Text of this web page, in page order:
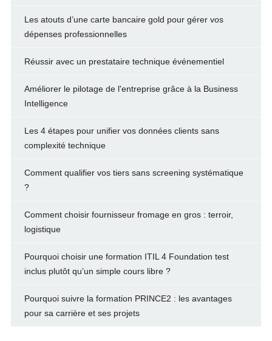
Les atouts d’une carte bancaire gold pour gérer vos
dépenses professionnelles
Réussir avec un prestataire technique événementiel
Améliorer le pilotage de l'entreprise grâce à la Business
Intelligence
Les 4 étapes pour unifier vos données clients sans
complexité technique
Comment qualifier vos tiers sans screening systématique
?
Comment choisir fournisseur fromage en gros : terroir,
logistique
Pourquoi choisir une formation ITIL 4 Foundation test
inclus plutôt qu’un simple cours libre ?
Pourquoi suivre la formation PRINCE2 : les avantages
pour sa carrière et ses projets